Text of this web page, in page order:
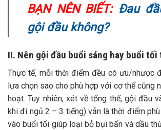
BẠN NÊN BIẾT: Đau
gội đầu không?
II. Nên gội đầu buổi sáng hay buổi tối
Thực tế, mỗi thời điểm đều có ưu/nhược
lựa chọn sao cho phù hợp với cơ thể cũng
hoạt.Tuy nhiên, xét về tổng thể, gội đầu
khi đi ngủ 2 – 3 tiếng) vẫn là thời điểm phù
vào buổi tối giúp loại bỏ bụi bẩn và dầu